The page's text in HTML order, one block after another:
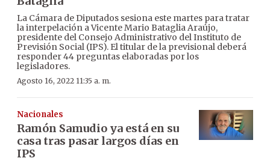
La Cámara de Diputados sesiona este martes para tratar
la interpelación a Vicente Mario Bataglia Araújo,
presidente del Consejo Administrativo del Instituto de
Previsión Social (IPS). El titular de la previsional deberá
responder 44 preguntas elaboradas por los
legisladores.
Agosto 16, 2022 11:35 a. m.
Nacionales
Ramón Samudio ya está en su
casa tras pasar largos días en
IPS